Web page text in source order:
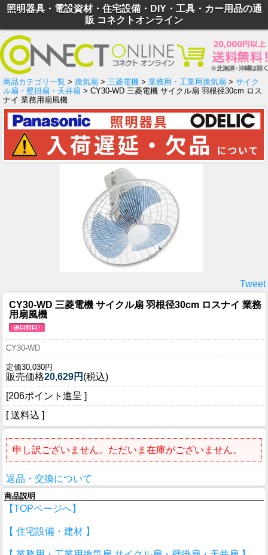
照明器具・電設資材・住宅設備・DIY・工具・カー用品の通
販 コネクトオンライン
商品カテゴリ一覧 > 換気扇 > 三菱電機 > 業務用・工業用換気扇 > サイク
ル扇・壁掛扇・天井扇 > CY30-WD 三菱電機 サイクル扇 羽根径30cm ロス
ナイ 業務用扇風機
Tweet
CY30-WD 三菱電機 サイクル扇 羽根径30cm ロスナイ 業務
用扇風機
CY30-WD
定価30,030円
販売価格20,629円 (税込)
[206ポイント進呈 ]
[ 送料込 ]
申し訳ございません。ただいま在庫がございません。
返品・交換について
商品説明
【TOPページへ】
【 住宅設備・建材 】